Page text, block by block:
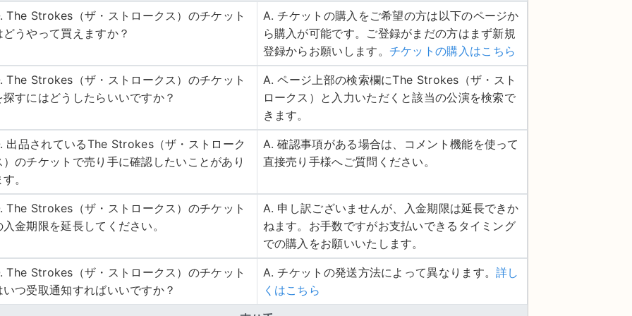
The Strokes（ザ・ストロークス）のチケット
どうやって買えますか？
A. チケットの購入をご希望の方は以下のページか
ら購入が可能です。ご登録がまだの方はまず新規
登録からお願いします。 チケットの購入はこちら
The Strokes（ザ・ストロークス）のチケット
探すにはどうしたらいいですか？
A. ページ上部の検索欄にThe Strokes（ザ・スト
ロークス）と入力いただくと該当の公演を検索で
きます。
出品されているThe Strokes（ザ・ストローク
）のチケットで売り手に確認したいことがあり
。
A. 確認事項がある場合は、コメント機能を使って
直接売り手様へご質問ください。
The Strokes（ザ・ストロークス）のチケット
入金期限を延長してください。
A. 申し訳ございませんが、入金期限は延長できか
ねます。お手数ですがお支払いできるタイミング
での購入をお願いいたします。
The Strokes（ザ・ストロークス）のチケット
いつ受取通知すればいいですか？
A. チケットの発送方法によって異なります。詳し
くはこちら